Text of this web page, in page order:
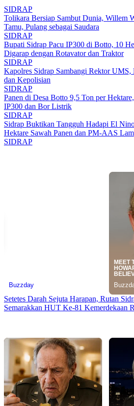
SIDRAP
Tolikara Bersiap Sambut Dunia, Willem
Tamu, Pulang sebagai Saudara
SIDRAP
Bupati Sidrap Pacu IP300 di Botto, 10
Digarap dengan Rotavator dan Traktor
SIDRAP
Kapolres Sidrap Sambangi Rektor UMS,
dan Kepolisian
SIDRAP
Panen di Desa Botto 9,5 Ton per
IP300 dan Bor Listrik
SIDRAP
Sidrap Buktikan Tangguh Hadapi El
Hektare Sawah Panen dan PM-AAS
SIDRAP
Setetes Darah Sejuta Harapan, Rutan
Semarakkan HUT Ke-81 Kemerdekaan